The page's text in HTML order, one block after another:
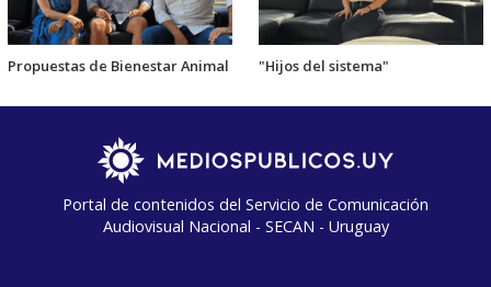
Propuestas de Bienestar Animal "Hijos del sistema"
Portal de contenidos del Servicio de Comunicación
Audiovisual Nacional - SECAN - Uruguay